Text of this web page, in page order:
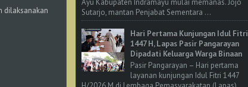
dilaksanakan
Sutarjo, mantan Penjabat Sementara ...
Hari Pertama Kunjungan Idul Fitri
1447 H, Lapas Pasir Pangarayan
Dipadati Keluarga Warga Binaan
Pasir Pangarayan – Hari pertama
layanan kunjungan Idul Fitri 1447